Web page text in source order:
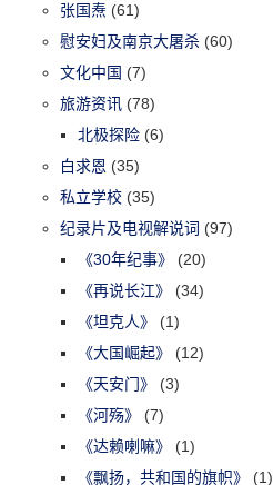
张国焘 (61)
慰安妇及南京大屠杀 (60)
文化中国 (7)
旅游资讯 (78)
北极探险 (6)
白求恩 (35)
私立学校 (35)
纪录片及电视解说词 (97)
《30年纪事》
(20)
《再说长江》
(34)
《坦克人》
(1)
《大国崛起》
(12)
《天安门》
(3)
《河殇》
(7)
《达赖喇嘛》
(1)
《飘扬，共和国的旗帜》
(1)